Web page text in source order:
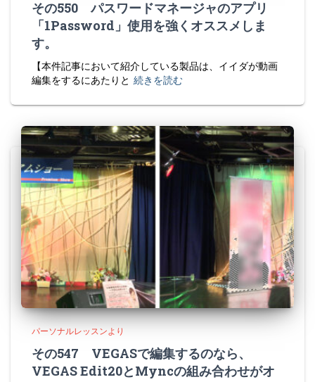
その550 パスワードマネージャのアプリ
「1Password」使用を強くオススメしま
す。
【本件記事において紹介している製品は、イイダが動画
編集をするにあたりと 続きを読む
パーソナルレッスンより
その547 VEGASで編集するのなら、
VEGAS Edit20とMyncの組み合わせがオ